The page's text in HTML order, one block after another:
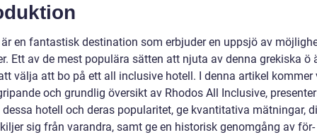
en fantastisk destination som erbjuder en uppsjö av
Ett av de mest populära sätten att njuta av denna grekiska ö
välja att bo på ett all inclusive hotell. I denna artikel kommer
och grundlig översikt av Rhodos All Inclusive,
dessa hotell och deras popularitet, ge kvantitativa mätningar,
sig från varandra, samt ge en historisk genomgång av